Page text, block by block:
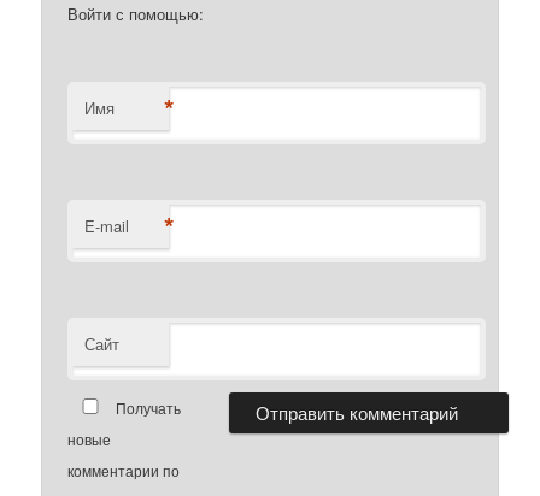
Войти с помощью:
Имя *
E-mail *
Сайт
Получать
новые
комментарии по